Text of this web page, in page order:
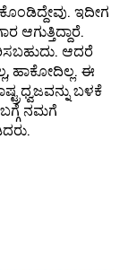
ಇದೀಗ
ಆಗುತ್ತಿದ್ದಾರೆ.
ಆದರೆ
ಹಾಕೋದಿಲ್ಲ. ಈ
ಬಳಕೆ
ಬಗ್ಗೆ ನಮಗೆ